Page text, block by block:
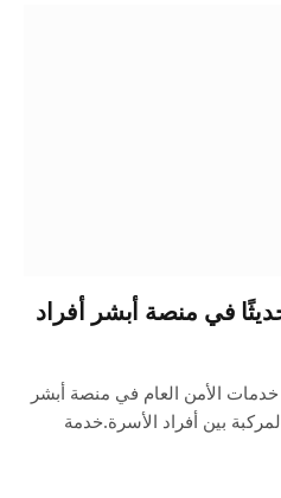
في منصة أبشر أفراد
الأمن العام في منصة أبشر
بين أفراد الأسرة.خدمة